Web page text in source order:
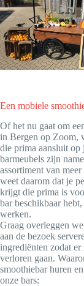
Een mobiele
Of het nu gaat om
in Bergen op Zoom,
die prima aansluit
barmeubels zijn
assortiment van
weet daarom dat je
krijgt die prima is
bar beschikbaar
werken.
Graag overleggen
aan de bezoek
ingrediënten zodat
verloren gaan.
smoothiebar huren
onze bars: